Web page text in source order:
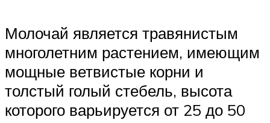
Молочай является травянистым
многолетним растением, имеющим
мощные ветвистые корни и
толстый голый стебель, высота
которого варьируется от 25 до 50